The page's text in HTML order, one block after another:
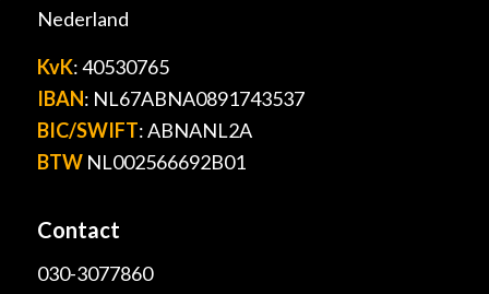
Nederland
KvK: 40530765
IBAN: NL67ABNA0891743537
BIC/SWIFT: ABNANL2A
BTWNL002566692B01
Contact
030-3077860